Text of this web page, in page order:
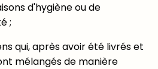
d'hygiène ou de
;
qui, après avoir été livrés et
mélangés de manière